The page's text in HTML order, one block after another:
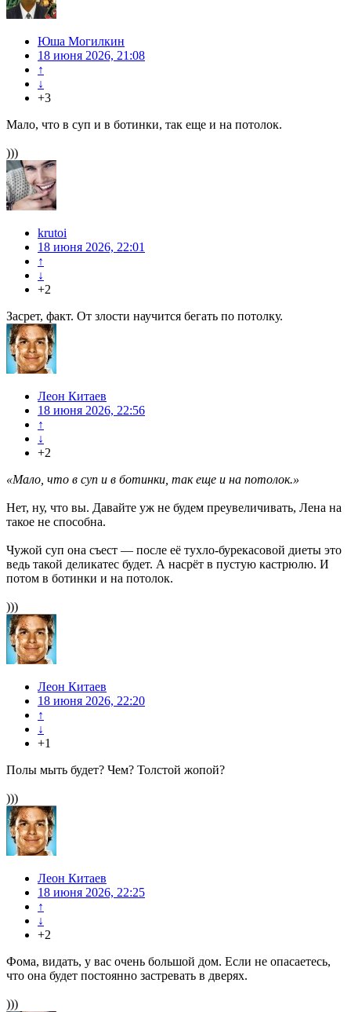
Юша Могилкин
18 июня 2026, 21:08
↑
↓
+3
Мало, что в суп и в ботинки, так еще и на потолок.
)))
krutoi
18 июня 2026, 22:01
↑
↓
+2
Засрет, факт. От злости научится бегать по потолку.
Леон Китаев
18 июня 2026, 22:56
↑
↓
+2
«Мало, что в суп и в ботинки, так еще и на потолок.»
Нет, ну, что вы. Давайте уж не будем преувеличивать, Лена на
такое не способна.
Чужой суп она съест — после её тухло-бурекасовой диеты это
ведь такой деликатес будет. А насрёт в пустую кастрюлю. И
потом в ботинки и на потолок.
)))
Леон Китаев
18 июня 2026, 22:20
↑
↓
+1
Полы мыть будет? Чем? Толстой жопой?
)))
Леон Китаев
18 июня 2026, 22:25
↑
↓
+2
Фома, видать, у вас очень большой дом. Если не опасаетесь,
что она будет постоянно застревать в дверях.
)))